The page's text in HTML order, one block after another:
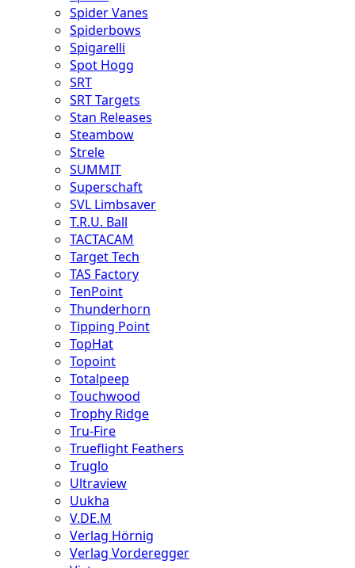
Spider Vanes
Spiderbows
Spigarelli
Spot Hogg
SRT
SRT Targets
Stan Releases
Steambow
Strele
SUMMIT
Superschaft
SVL Limbsaver
T.R.U. Ball
TACTACAM
Target Tech
TAS Factory
TenPoint
Thunderhorn
Tipping Point
TopHat
Topoint
Totalpeep
Touchwood
Trophy Ridge
Tru-Fire
Trueflight Feathers
Truglo
Ultraview
Uukha
V.DE.M
Verlag Hörnig
Verlag Vorderegger